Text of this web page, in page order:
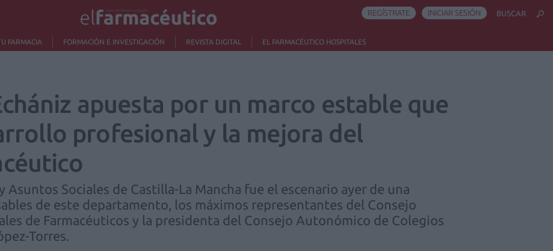
FARMACIA FORMACIÓN E INVESTIGACIÓN REVISTA DIGITAL EL FARMACÉUTICO HOSPITALES
REGÍSTRATE INICIAR SESIÓN BUSCAR
apuesta por un marco estable que
profesional y la mejora del
Asuntos Sociales de Castilla-La Mancha fue el escenario ayer de una
de este departamento, los máximos representantes del Consejo
de Farmacéuticos y la presidenta del Consejo Autonómico de Colegios
Torres.